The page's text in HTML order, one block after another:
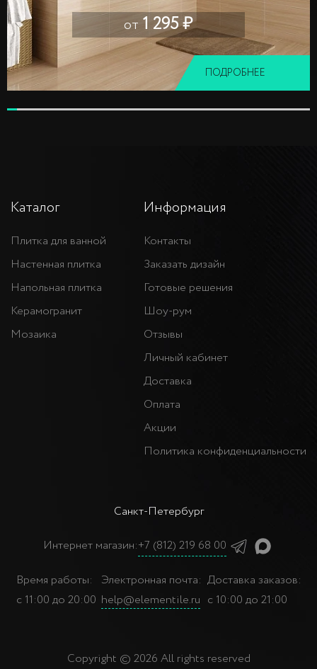
от 1 295 ₽
ПОДРОБНЕЕ
Санкт-Петербург
Интернет магазин:+7 (812) 219 68 00
Время работы:
с 11:00 до 20:00
Электронная почта:
help@elementile.ru
Доставка заказов:
с 10:00 до 21:00
Каталог
Плитка для ванной
Настенная плитка
Напольная плитка
Керамогранит
Мозаика
Информация
Контакты
Заказать дизайн
Готовые решения
Шоу-рум
Отзывы
Личный кабинет
Доставка
Оплата
Акции
Политика конфиденциальности
Copyright © 2026 All rights reserved